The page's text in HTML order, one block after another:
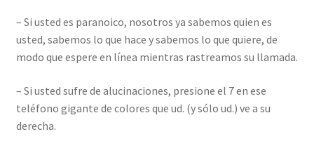
– Si usted es paranoico, nosotros ya sabemos quien es
usted, sabemos lo que hace y sabemos lo que quiere, de
modo que espere en línea mientras rastreamos su llamada.
– Si usted sufre de alucinaciones, presione el 7 en ese
teléfono gigante de colores que ud. (y sólo ud.) ve a su
derecha.